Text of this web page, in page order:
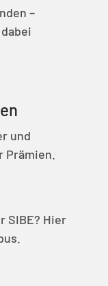
–
und
SIBE? Hier